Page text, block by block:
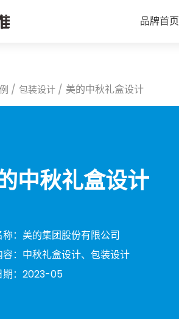
品牌首页
包装设计 美的中秋礼盒设计
中秋礼盒设计
称：美的集团股份有限公司
： 中秋礼盒设计、包装设计
期：2023-05